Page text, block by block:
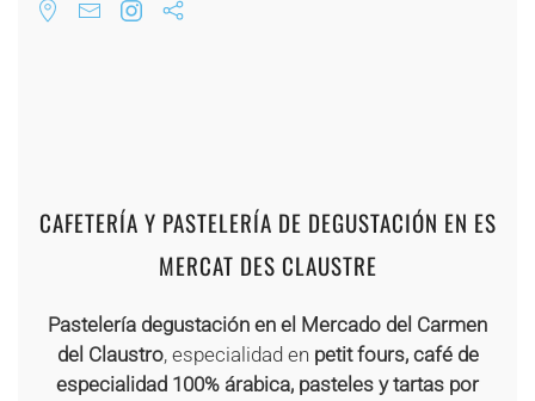
CAFETERÍA Y PASTELERÍA DE DEGUSTACIÓN EN ES
MERCAT DES CLAUSTRE
Pastelería degustación en el Mercado del Carmen
del Claustro, especialidad en petit fours, café de
especialidad 100% árabica, pasteles y tartas por